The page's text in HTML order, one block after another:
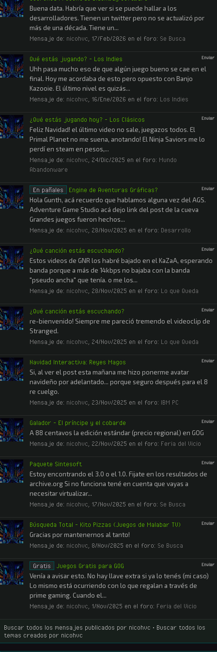
Buena data. Habría que ver si se puede hallar a los
desarrolladores. Tienen un twitter pero no se actualizó por
más de una década. Tiene un...
Mensaje de: nicohvc 17/Feb/2026 en el foro: Se Busca
Enviar
Qué estás jugando? - Los Indies
Uhh pasa mucho eso de que algún juego bueno se cae en el
final. Hoy me acordaba de esto pero opuesto con Banjo
Kazooie. El último nivel es quizás...
Mensaje de: nicohvc 16/Ene/2026 en el foro: Los Indies
Enviar
¿Qué estás jugando hoy? - Los Clásicos
Feliz Navidad! el último video no sale, juegazos todos. El
Primal Planet no me suena, anotando! El Ninja Saviors me lo
perdí en steam en pesos,...
Mensaje de: nicohvc 24/Dic/2025 en el foro: Mundo
Abandonware
Enviar
En pañales
Engine de Aventuras Gráficas?
Hola Gunth, acá recuerdo que hablamos alguna vez del AGS.
Adventure Game Studio acá dejo link del post de la cueva
Grandes juegos fueron hechos...
Mensaje de: nicohvc 28/Nov/2025 en el foro: Desarrollo
Enviar
¿Qué canción estás escuchando?
Estos videos de GNR los habré bajado en el KaZaA, esperando
banda porque a más de 14kbps no bajaba con la banda
"pseudo ancha" que tenía. o me los...
Mensaje de: nicohvc 28/Nov/2025 en el foro: Lo que Queda
Enviar
¿Qué canción estás escuchando?
re-bienvenido! Siempre me pareció tremendo el videoclip de
Stranged.
Mensaje de: nicohvc 24/Nov/2025 en el foro: Lo que Queda
Enviar
Navidad Interactiva: Reyes Magos
Si, al ver el post esta mañana me hizo ponerme avatar
navideño por adelantado... porque seguro después para el 8
re cuelgo.
Mensaje de: nicohvc 23/Nov/2025 en el foro: IBM PC
Enviar
Galador – El príncipe y el cobarde
A 88 centavos la edición estándar (precio regional) en GOG
Mensaje de: nicohvc 22/Nov/2025 en el foro: Feria del Vicio
Enviar
Paquete Sintesoft
Estoy encontrando el 3.0 o el 1.0. Fijate en los resultados de
archive.org Si no funciona tené en cuenta que vayas a
necesitar virtualizar...
Mensaje de: nicohvc 17/Nov/2025 en el foro: Se Busca
Enviar
Búsqueda Total - Kito Pizzas (Juegos de Malabar TV)
Gracias por mantenernos al tanto!
Mensaje de: nicohvc 8/Nov/2025 en el foro: Se Busca
Enviar
Gratis
Juegos Gratis para GOG
Venía a avisar esto. No hay llave extra si ya lo tenés (mi caso)
Lo mismo está ocurriendo con lo que regalan a través de
prime gaming. Cuando el...
Mensaje de: nicohvc 1/Nov/2025 en el foro: Feria del Vicio
Buscar todos los mensajes publicados por nicohvc
Buscar todos los
temas creados por nicohvc